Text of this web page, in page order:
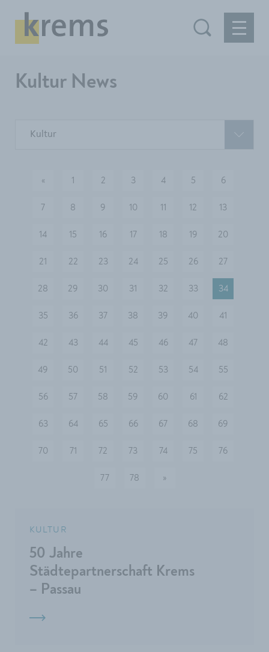
Kultur News
Kultur
vorherige
« 1 2 3 4 5 6
7 8 9 10 11 12 13
14 15 16 17 18 19 20
21 22 23 24 25 26 27
28 29 30 31 32 33 34
35 36 37 38 39 40 41
42 43 44 45 46 47 48
49 50 51 52 53 54 55
56 57 58 59 60 61 62
63 64 65 66 67 68 69
70 71 72 73 74 75 76
77 78 »
KULTUR
50 Jahre
Städtepartnerschaft Krems
– Passau